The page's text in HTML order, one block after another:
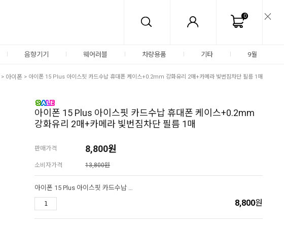
0
음향기기 웨어러블 차량용품 기타 9월
> 아이폰 > 아이폰 15 Plus 아이스핏 카드수납 휴대폰 케이스+0.2mm 강화유리 2매+카메라 빛번짐차단 필름 1매
아이폰 15 Plus 아이스핏 카드수납 휴대폰 케이스+0.2mm
강화유리 2매+카메라 빛번짐차단 필름 1매
판매가격 8,800원
소비자가격 13,800원
아이폰 15 Plus 아이스핏 카드수납 휴대폰 케이스+0.2mm 강화유리 2매+카메라 빛번짐차단 필름 1매
8,800원